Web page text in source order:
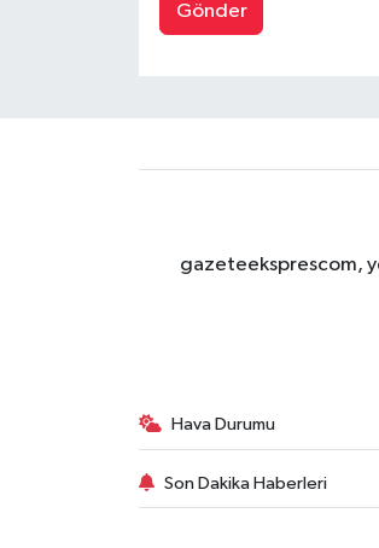
Gönder
gazeteeksprescom,
Hava Durumu
Son Dakika Haberleri